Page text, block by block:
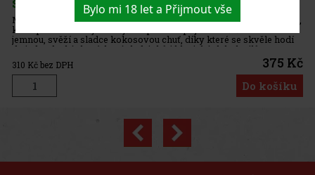
Bylo mi 18 let a Přijmout vše
Kč
Previous